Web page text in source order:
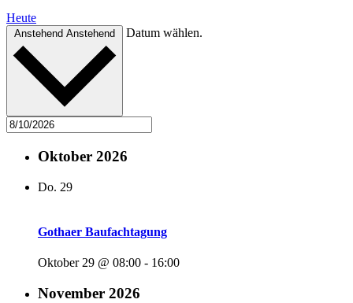
Heute
Anstehend Anstehend Datum wählen.
Oktober 2026
Do. 29
Gothaer Baufachtagung
Oktober 29 @ 08:00 - 16:00
November 2026